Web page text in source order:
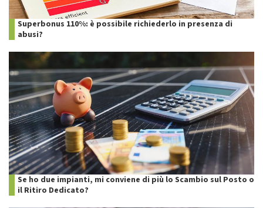
Superbonus 110%: è possibile richiederlo in presenza di
abusi?
Se ho due impianti, mi conviene di più lo Scambio sul Posto o
il Ritiro Dedicato?